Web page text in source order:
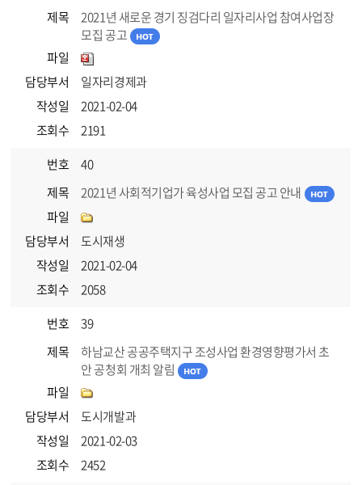
제목
2021년 새로운 경기 징검다리 일자리사업 참여사업장
모집 공고
파일
담당부서
일자리경제과
작성일
2021-02-04
조회수
2191
번호
40
제목
2021년 사회적기업가 육성사업 모집 공고 안내
파일
담당부서
도시재생
작성일
2021-02-04
조회수
2058
번호
39
제목
하남교산 공공주택지구 조성사업 환경영향평가서 초
안 공청회 개최 알림
파일
담당부서
도시개발과
작성일
2021-02-03
조회수
2452